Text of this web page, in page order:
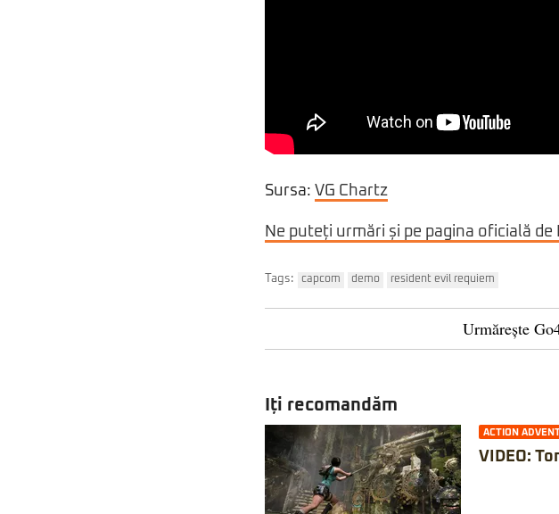
Sursa: VG Chartz
Ne puteți urmări și pe pagina oficială de
Tags: capcom demo resident evil requiem
Urmărește
Iți recomandăm
ACTION
VIDEO: